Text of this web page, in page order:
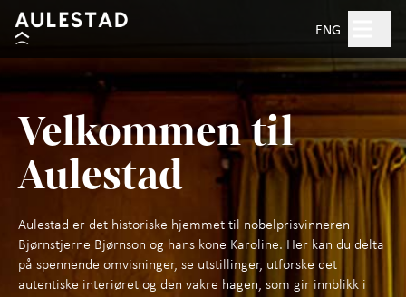
Hopp til hovedinnhold
ENG
Søk
Åpent kl. 10.00–17.00
Billetter
Planlegg besøk +
Hva skjer?
Velkommen til
Aulestad
Aulestad er det historiske hjemmet til nobelprisvinneren
Bjørnstjerne Bjørnson og hans kone Karoline. Her kan du delta
på spennende omvisninger, se utstillinger, utforske det
autentiske interiøret og den vakre hagen, som gir innblikk i